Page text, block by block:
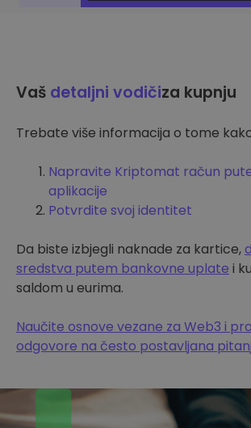
Vaš detaljni vodičiza kupnju
Trebate više informacija o tome
Napravite Kriptomat račun
aplikacije
Potvrdite svoj identitet
Da biste izbjegli naknade za kartice,
sredstva putem bankovne uplate i
saldom u eurima.
Naučite osnove vezane za Web3 i
odgovore na često postavljana